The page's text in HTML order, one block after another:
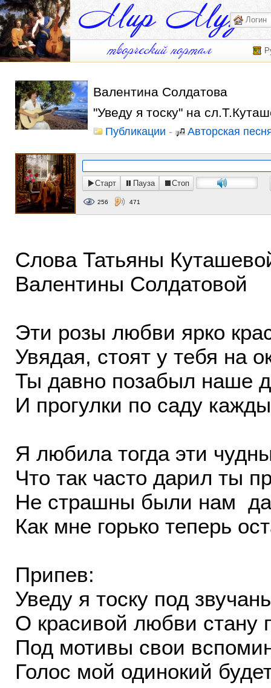
Валентина Солдатова
"Уведу я тоску" на
Публикации - Авторская
Старт Пауза Стоп
256 471
Слова Татьяны
Валентины Солдатовой
Эти розы любви ярко
Увядая, стоят у тебя на
Ты давно позабыл наше
И прогулки по саду
Я любила тогда эти
Что так часто дарил ты
Не страшны были нам
Как мне горько теперь
Припев:
Уведу я тоску под
О красивой любви стану
Под мотивы свои
Голос мой одинокий